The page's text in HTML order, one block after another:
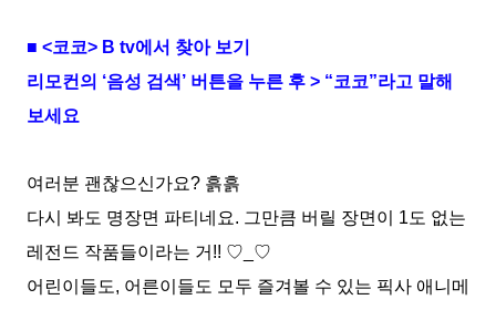
■ <코코> B tv에서 찾아 보기
리모컨의 ‘음성 검색’ 버튼을 누른 후 > “코코”라고 말해
보세요
여러분 괜찮으신가요? 흙흙
다시 봐도 명장면 파티네요. 그만큼 버릴 장면이 1도 없는
레전드 작품들이라는 거!! ♡_♡
어린이들도, 어른이들도 모두 즐겨볼 수 있는 픽사 애니메